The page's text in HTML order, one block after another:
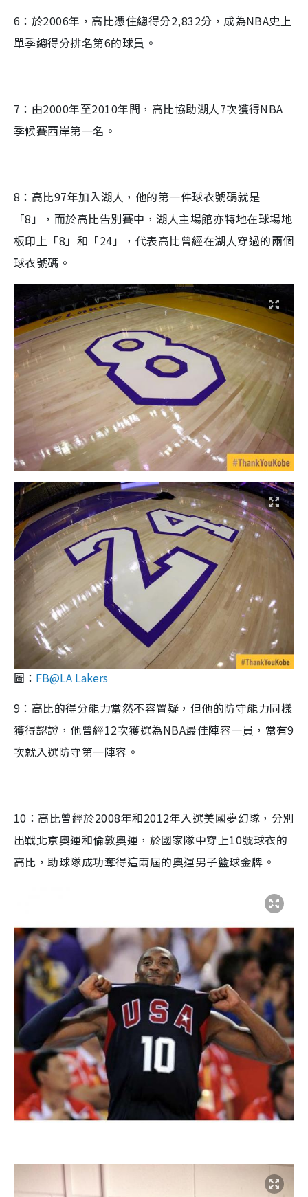
6：於2006年，高比憑住總得分2,832分，成為NBA史上
單季總得分排名第6的球員。
7：由2000年至2010年間，高比協助湖人7次獲得NBA
季候賽西岸第一名。
8：高比97年加入湖人，他的第一件球衣號碼就是
「8」，而於高比告別賽中，湖人主場館亦特地在球場地
板印上「8」和「24」，代表高比曾經在湖人穿過的兩個
球衣號碼。
圖： FB@LA Lakers
9：高比的得分能力當然不容置疑，但他的防守能力同樣
獲得認證，他曾經12次獲選為NBA最佳陣容一員，當有9
次就入選防守第一陣容。
10：高比曾經於2008年和2012年入選美國夢幻隊，分別
出戰北京奧運和倫敦奧運，於國家隊中穿上10號球衣的
高比，助球隊成功奪得這兩屆的奧運男子籃球金牌。